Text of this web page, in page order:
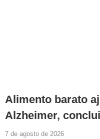
Alimento barato
Alzheimer,
7 de agosto de 2026